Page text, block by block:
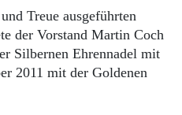
Treue ausgeführten
der Vorstand Martin Coch
Silbernen Ehrennadel mit
2011 mit der Goldenen